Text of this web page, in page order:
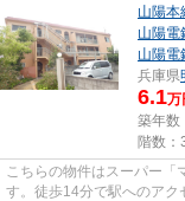
山陽本
山陽電
山陽電
兵庫県
6.1万
築年数
階数：
こちらの物件はスーパー「
す。徒歩14分で駅へのアク